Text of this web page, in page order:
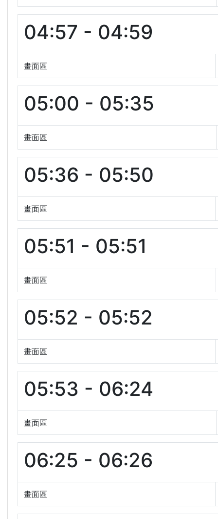
04:57 - 04:59
畫面區
05:00 - 05:35
畫面區
05:36 - 05:50
畫面區
05:51 - 05:51
畫面區
05:52 - 05:52
畫面區
05:53 - 06:24
畫面區
06:25 - 06:26
畫面區